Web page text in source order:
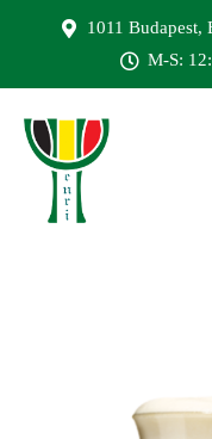
1011 Budapest,
M-S: